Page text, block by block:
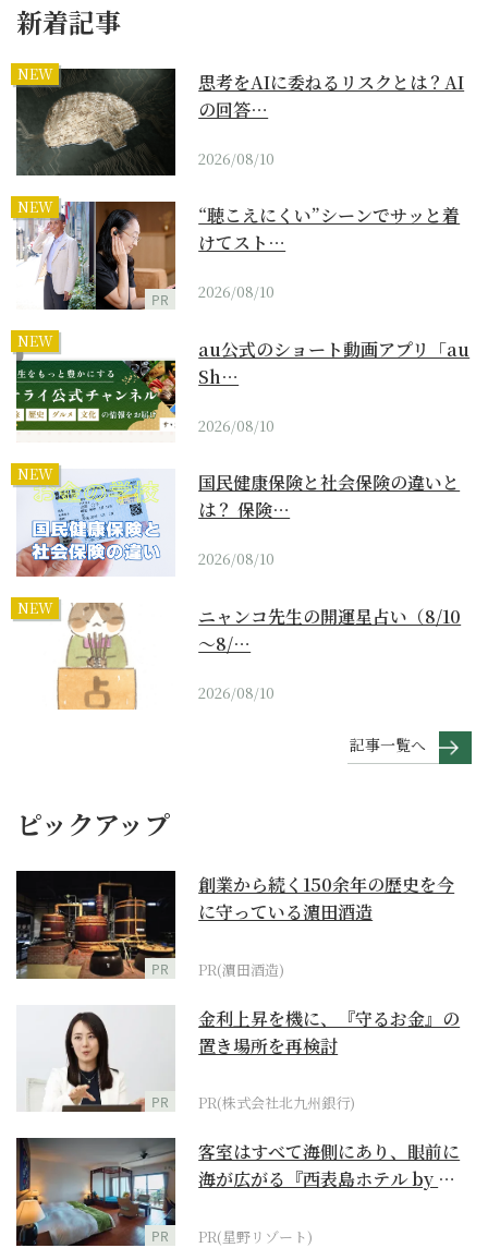
新着記事
NEW
思考をAIに委ねるリスクとは？AI
の回答…
2026/08/10
NEW
PR
“聴こえにくい”シーンでサッと着
けてスト…
2026/08/10
NEW
au公式のショート動画アプリ「au
Sh…
2026/08/10
NEW
国民健康保険と社会保険の違いと
は？ 保険…
2026/08/10
NEW
ニャンコ先生の開運星占い（8/10
～8/…
2026/08/10
記事一覧へ
ピックアップ
PR
創業から続く150余年の歴史を今
に守っている濵田酒造
PR(濵田酒造)
PR
金利上昇を機に、『守るお金』の
置き場所を再検討
PR(株式会社北九州銀行)
PR
客室はすべて海側にあり、眼前に
海が広がる『西表島ホテル by 星
PR(星野リゾート)